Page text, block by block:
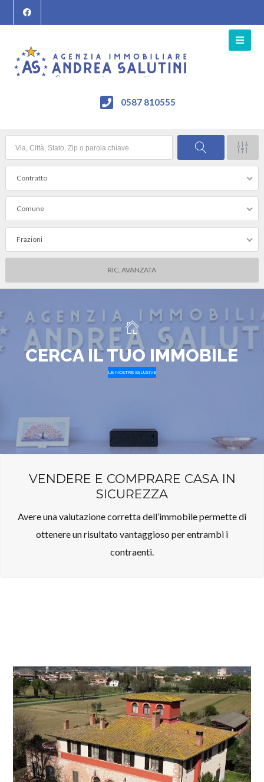
0587 810555
Contratto
Comune
Frazioni
RIC. AVANZATA
CERCA IL TUO IMMOBILE
LE NOSTRE ESLUSIVE
VENDERE E COMPRARE CASA IN
SICUREZZA
Avere una valutazione corretta dell’immobile permette di
ottenere un risultato vantaggioso per entrambi i
contraenti.